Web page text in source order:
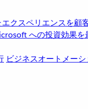
クスペリエンスを顧
への投資効果を
ビジネスオートメーシ